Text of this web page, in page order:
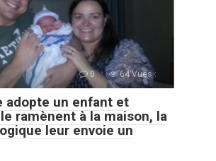
0 64 Vues :
adopte un enfant et
ramènent à la maison, la
leur envoie un